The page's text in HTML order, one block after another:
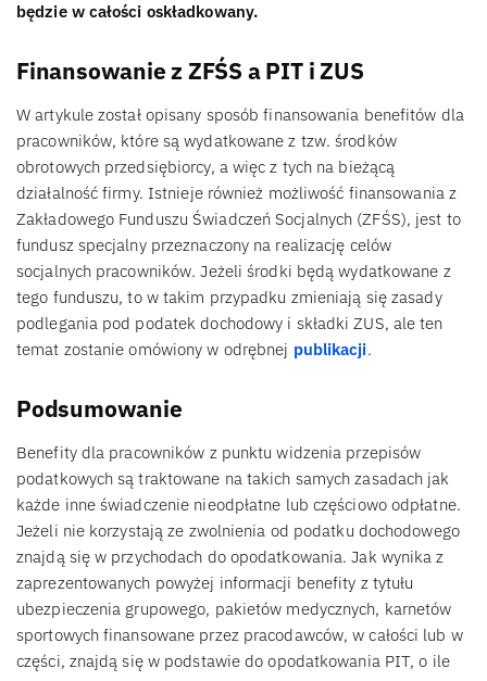
będzie w całości oskładkowany.
Finansowanie z ZFŚS a PIT i ZUS
W artykule został opisany sposób finansowania benefitów dla
pracowników, które są wydatkowane z tzw. środków
obrotowych przedsiębiorcy, a więc z tych na bieżącą
działalność firmy. Istnieje również możliwość finansowania z
Zakładowego Funduszu Świadczeń Socjalnych (ZFŚS), jest to
fundusz specjalny przeznaczony na realizację celów
socjalnych pracowników. Jeżeli środki będą wydatkowane z
tego funduszu, to w takim przypadku zmieniają się zasady
podlegania pod podatek dochodowy i składki ZUS, ale ten
temat zostanie omówiony w odrębnej publikacji.
Podsumowanie
Benefity dla pracowników z punktu widzenia przepisów
podatkowych są traktowane na takich samych zasadach jak
każde inne świadczenie nieodpłatne lub częściowo odpłatne.
Jeżeli nie korzystają ze zwolnienia od podatku dochodowego
znajdą się w przychodach do opodatkowania. Jak wynika z
zaprezentowanych powyżej informacji benefity z tytułu
ubezpieczenia grupowego, pakietów medycznych, karnetów
sportowych finansowane przez pracodawców, w całości lub w
części, znajdą się w podstawie do opodatkowania PIT, o ile